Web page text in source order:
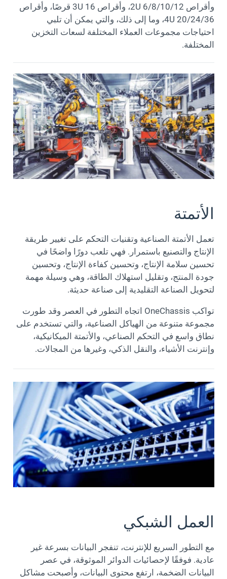
وأقراص 2U 6/8/10/12، وأقراص 3U 16 قرصًا، وأقراص
4U 20/24/36، وما إلى ذلك، والتي يمكن أن تلبي
احتياجات مجموعات العملاء المختلفة لسعات التخزين
المختلفة.
الأتمتة
تعمل الأتمتة الصناعية وتقنيات التحكم على تغيير طريقة
الإنتاج والتصنيع باستمرار. فهي تلعب دورًا واضحًا في
تحسين سلامة الإنتاج، وتحسين كفاءة الإنتاج، وتحسين
جودة المنتج، وتقليل استهلاك الطاقة، وهي وسيلة مهمة
لتحويل الصناعة التقليدية إلى صناعة حديثة.
تواكب OneChassis اتجاه التطور في العصر وقد طورت
مجموعة متنوعة من الهياكل الصناعية، والتي تستخدم على
نطاق واسع في التحكم الصناعي، والأتمتة الميكانيكية،
وإنترنت الأشياء، والنقل الذكي، وغيرها من المجالات.
العمل الشبكي
مع التطور السريع للإنترنت، تنفجر البيانات بسرعة غير
عادية. فوفقًا لإحصائيات الدوائر الموثوقة، في عصر
البيانات الضخمة، ارتفع محتوى البيانات، وأصبحت مشاكل